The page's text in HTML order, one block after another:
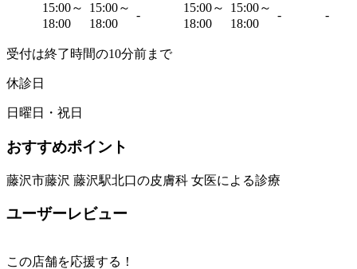
15:00～
18:00
15:00～
18:00
-
15:00～
18:00
15:00～
18:00
- -
受付は終了時間の10分前まで
休診日
日曜日・祝日
おすすめポイント
藤沢市藤沢 藤沢駅北口の皮膚科 女医による診療
ユーザーレビュー
この店舗を応援する！